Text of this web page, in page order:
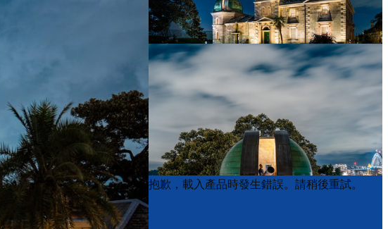
Product
List
Product
List
抱歉，載入產品時發生錯誤。請稍後重試。